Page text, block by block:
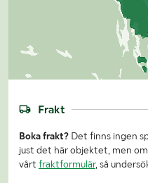
Frakt
Boka frakt? Det finns ingen
just det här objektet, men
vårt fraktformulär, så